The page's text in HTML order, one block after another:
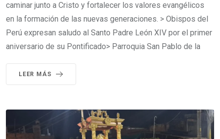
caminar junto a Cristo y fortalecer los valores evangélicos
en la formación de las nuevas generaciones. > Obispos del
Perú expresan saludo al Santo Padre León XIV por el primer
aniversario de su Pontificado> Parroquia San Pablo de la
LEER MÁS